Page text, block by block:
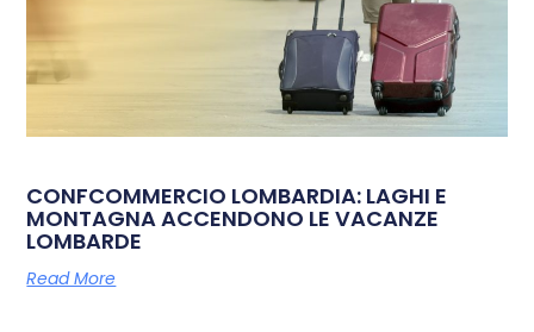
CONFCOMMERCIO LOMBARDIA: LAGHI E
MONTAGNA ACCENDONO LE VACANZE
LOMBARDE
Read More